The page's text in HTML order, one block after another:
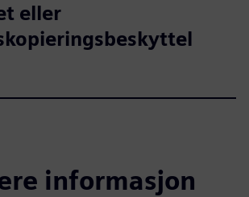
eller
informasjon